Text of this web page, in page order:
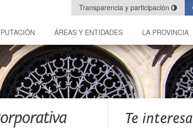
Transparencia y participación
ÁREAS Y ENTIDADES LA PROVINCIA
Te interesa